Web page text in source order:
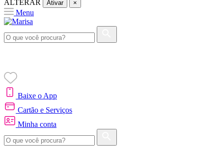
ALTERAR
Ativar ×
Menu
Baixe o App
Cartão e Serviços
Minha conta